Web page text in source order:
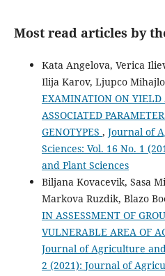
Most read articles by
Kata Angelova, Verica
Ilija Karov, Ljupco
EXAMINATION ON YIELD
ASSOCIATED
GENOTYPES , Journal of
Sciences: Vol. 16 No. 1
and Plant Sciences
Biljana Kovacevik, Sasa
Markova Ruzdik, Blazo
IN ASSESSMENT OF
VULNERABLE AREA OF
Journal of Agriculture
2 (2021): Journal of